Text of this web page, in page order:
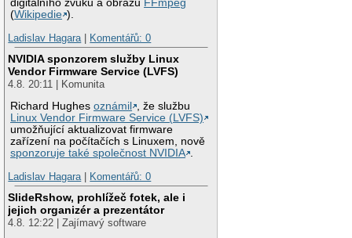
digitálního zvuku a obrazu FFmpeg
(Wikipedie ).
Ladislav Hagara| Komentářů: 0
NVIDIA sponzorem služby Linux
Vendor Firmware Service (LVFS)
4.8. 20:11 | Komunita
Richard Hughesoznámil
, že službu
Linux Vendor Firmware Service (LVFS)
umožňující aktualizovat firmware
zařízení na počítačích s Linuxem, nově
sponzoruje také společnost NVIDIA .
Ladislav Hagara| Komentářů: 0
SlideRshow, prohlížeč fotek, ale i
jejich organizér a prezentátor
4.8. 12:22 | Zajímavý software